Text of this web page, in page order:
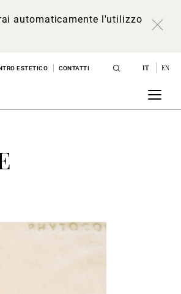
automaticamente l'utilizzo
ESTETICO CONTATTI IT EN